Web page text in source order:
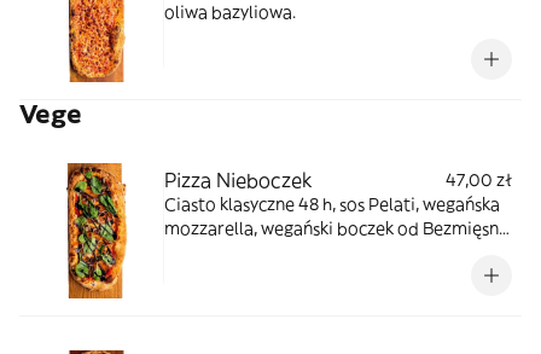
oliwa bazyliowa.
Vege
Pizza Nieboczek
47,00 zł
Ciasto klasyczne 48 h, sos Pelati, wegańska
mozzarella, wegański boczek od Bezmięsny,